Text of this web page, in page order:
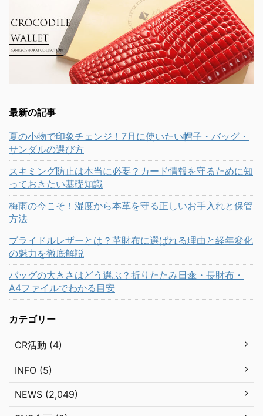
最新の記事
夏の小物で印象チェンジ！7月に使いたい帽子・バッグ・
サンダルの選び方
スキミング防止は本当に必要？カード情報を守るために知
っておきたい基礎知識
梅雨の今こそ！湿度から本革を守る正しいお手入れと保管
方法
ブライドルレザーとは？革財布に選ばれる理由と経年変化
の魅力を徹底解説
バッグの大きさはどう選ぶ？折りたたみ日傘・長財布・
A4ファイルでわかる目安
カテゴリー
CR活動 (4)
INFO (5)
NEWS (2,049)